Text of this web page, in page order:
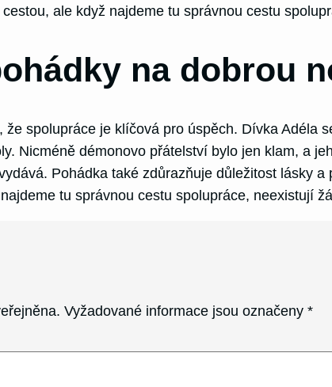
ale když najdeme tu správnou cestu
na dobrou
spolupráce je klíčová pro úspěch. Dívka Adéla
Nicméně démonovo přátelství bylo jen klam, a
Pohádka také zdůrazňuje důležitost lásky
tu správnou cestu spolupráce, neexistují
Vyžadované informace jsou označeny*